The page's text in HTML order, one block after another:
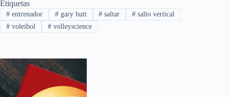
e
b
o
k
p
a
t
Etiquetas
#entrenador #gary hutt # saltar # salto vertical
#voleibol #volleyscience